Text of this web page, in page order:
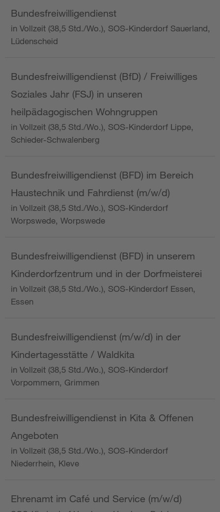
Bundesfreiwilligendienst
in Vollzeit (38,5 Std./Wo.), SOS-Kinderdorf Sauerland,
Lüdenscheid
Bundesfreiwilligendienst (BfD) / Freiwilliges
Soziales Jahr (FSJ) in unseren
heilpädagogischen Wohngruppen
in Vollzeit (38,5 Std./Wo.), SOS-Kinderdorf Lippe,
Schieder-Schwalenberg
Bundesfreiwilligendienst (BFD) im Bereich
Haustechnik und Fahrdienst (m/w/d)
in Vollzeit (38,5 Std./Wo.), SOS-Kinderdorf
Worpswede, Worpswede
Bundesfreiwilligendienst (BFD) in unserem
Kinderdorfzentrum und in der Dorfmeisterei
in Vollzeit (38,5 Std./Wo.), SOS-Kinderdorf Essen,
Essen
Bundesfreiwilligendienst (m/w/d) in der
Kindertagesstätte / Waldkita
in Vollzeit (38,5 Std./Wo.), SOS-Kinderdorf
Vorpommern, Grimmen
Bundesfreiwilligendienst in Kita & Offenen
Angeboten
in Vollzeit (38,5 Std./Wo.), SOS-Kinderdorf
Niederrhein, Kleve
Ehrenamt im Café und Service (m/w/d)